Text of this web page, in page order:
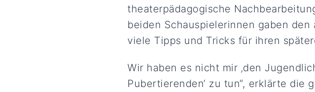
theaterpädagogische
beiden Schauspielerinnen gaben
viele Tipps und Tricks für ihren
Wir haben es nicht mir ‚den
Pubertierenden‘ zu tun“, erklärte die